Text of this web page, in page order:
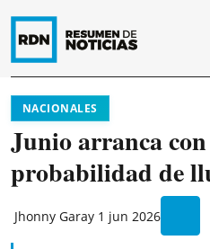
NACIONALES
Junio arranca
probabilidad de
Jhonny Garay 1 jun 2026